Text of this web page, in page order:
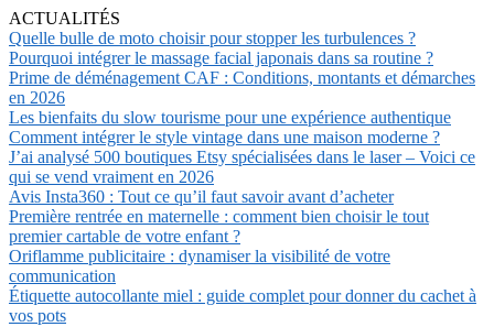
ACTUALITÉS
Quelle bulle de moto choisir pour stopper les turbulences ?
Pourquoi intégrer le massage facial japonais dans sa routine ?
Prime de déménagement CAF : Conditions, montants et démarches
en 2026
Les bienfaits du slow tourisme pour une expérience authentique
Comment intégrer le style vintage dans une maison moderne ?
J’ai analysé 500 boutiques Etsy spécialisées dans le laser – Voici ce
qui se vend vraiment en 2026
Avis Insta360 : Tout ce qu’il faut savoir avant d’acheter
Première rentrée en maternelle : comment bien choisir le tout
premier cartable de votre enfant ?
Oriflamme publicitaire : dynamiser la visibilité de votre
communication
Étiquette autocollante miel : guide complet pour donner du cachet à
vos pots